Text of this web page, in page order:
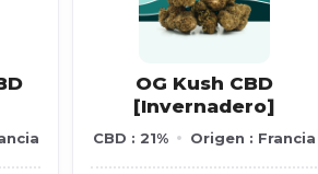
OG Kush CBD
[Invernadero]
CBD : 21% Origen : Francia